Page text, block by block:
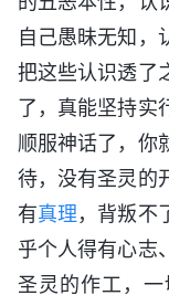
自己愚昧无知，
把这些认识透了
了，真能坚持实
顺服神话了，你
待，没有圣灵的
有真理，背叛不
乎个人得有心志
圣灵的作工，